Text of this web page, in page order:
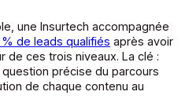
une Insurtech accompagnée
% de leads qualifiés après avoir
de ces trois niveaux. La clé :
précise du parcours
de chaque contenu au